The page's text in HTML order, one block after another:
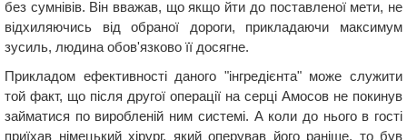
без сумнівів. Він вважав, що якщо йти до поставленої мети, не
відхиляючись від обраної дороги, прикладаючи максимум
зусиль, людина обов'язково її досягне.
Прикладом ефективності даного "інгредієнта" може служити
той факт, що після другої операції на серці Амосов не покинув
займатися по виробленій ним системі. А коли до нього в гості
приїхав німецький хірург, який оперував його раніше, то був